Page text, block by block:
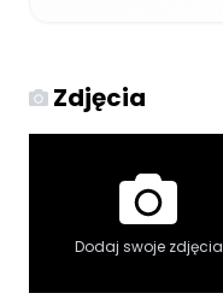
Zdjęcia
Dodaj swoje zdjęcia